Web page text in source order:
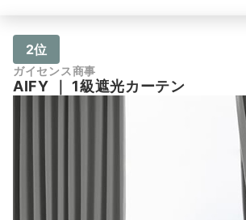
2位
ガイセンス商事
AIFY ｜ 1級遮光カーテン